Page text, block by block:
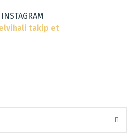
INSTAGRAM
takip et